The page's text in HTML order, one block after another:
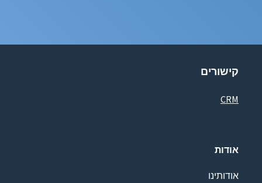
קישורים
CRM
אודות
אודותינו